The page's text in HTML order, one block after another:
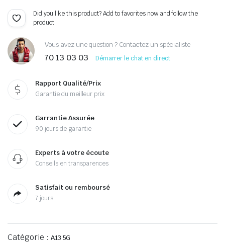
Did you like this product? Add to favorites now and follow the
product.
Vous avez une question ? Contactez un spécialiste
70 13 03 03 Démarrer le chat en direct
Rapport Qualité/Prix
Garantie du meilleur prix
Garrantie Assurée
90 jours de garantie
Experts à votre écoute
Conseils en transparences
Satisfait ou remboursé
7 jours
Catégorie : A13 5G